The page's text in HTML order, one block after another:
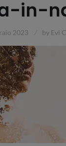
in-
2023 by Evi